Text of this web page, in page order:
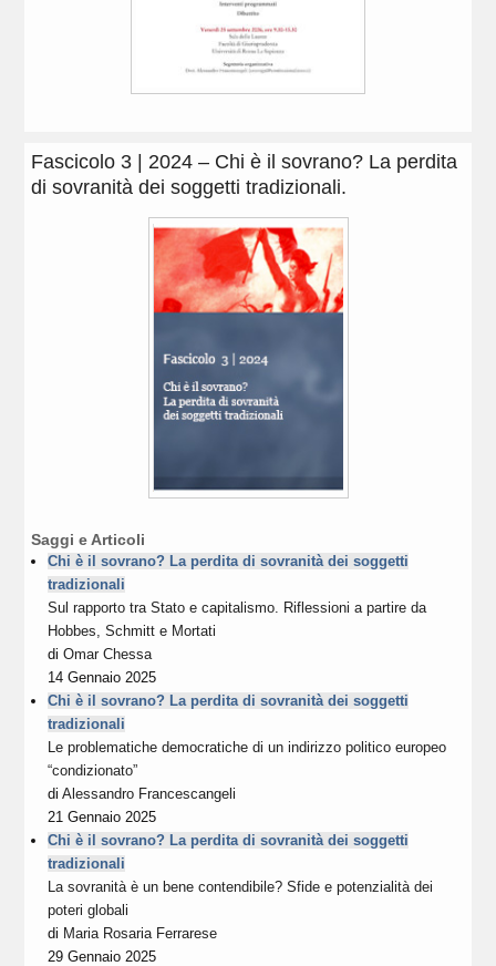
Fascicolo 3 | 2024 – Chi è il sovrano? La perdita
di sovranità dei soggetti tradizionali.
Saggi e Articoli
Chi è il sovrano? La perdita di sovranità dei soggetti
tradizionali
Sul rapporto tra Stato e capitalismo. Riflessioni a partire da
Hobbes, Schmitt e Mortati
diOmar Chessa
14 Gennaio 2025
Chi è il sovrano? La perdita di sovranità dei soggetti
tradizionali
Le problematiche democratiche di un indirizzo politico europeo
“condizionato”
diAlessandro Francescangeli
21 Gennaio 2025
Chi è il sovrano? La perdita di sovranità dei soggetti
tradizionali
La sovranità è un bene contendibile? Sfide e potenzialità dei
poteri globali
di Maria Rosaria Ferrarese
29 Gennaio 2025